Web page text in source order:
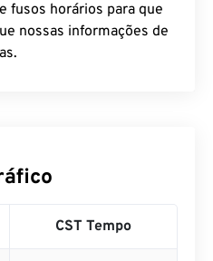
fusos horários para que
nossas informações de
CST Tempo